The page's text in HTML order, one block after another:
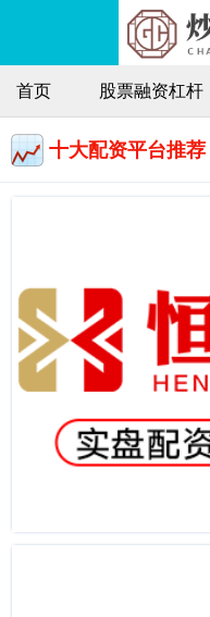
首页 股票融资杠杆
十大配资平台推荐